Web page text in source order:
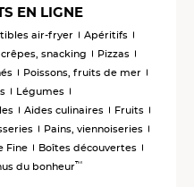
EN LIGNE
air-fryer
Apéritifs
snacking
Pizzas
Poissons, fruits de mer
Légumes
Aides culinaires
Fruits
Pains, viennoiseries
Fine
Boîtes découvertes
du bonheur™